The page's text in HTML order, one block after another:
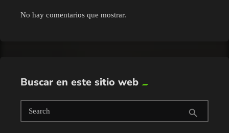
No hay comentarios que mostrar.
Buscar en este sitio web
Search search